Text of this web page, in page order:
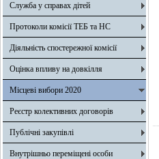
Служба у справах дітей
Протоколи комісії ТЕБ та НС
Діяльність спостережної комісії
Оцінка впливу на довкілля
Місцеві вибори 2020
Реєстр колективних договорів
Публічні закупівлі
Внутрішньо переміщені особи